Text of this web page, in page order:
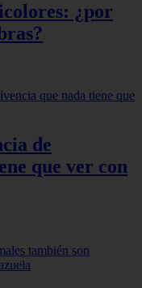
¿por
de
que ver con